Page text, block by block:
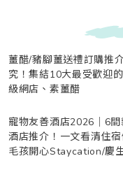
薑醋/豬腳薑送禮訂購推
究！集結10大最受歡迎
級網店、素薑醋
寵物友善酒店2026｜6
酒店推介！一文看清住
毛孩開心Staycation/慶